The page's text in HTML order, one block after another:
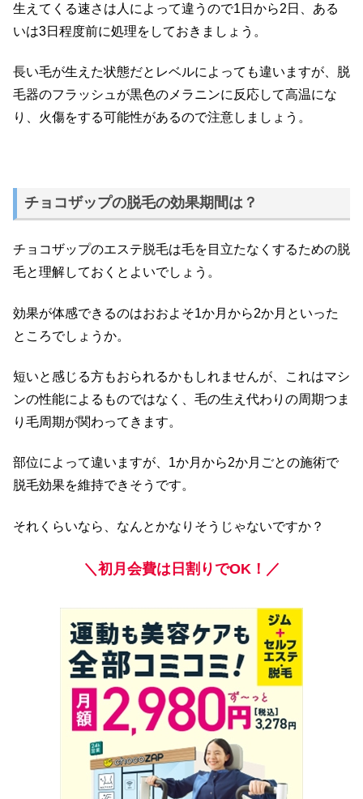
生えてくる速さは人によって違うので1日から2日、ある
いは3日程度前に処理をしておきましょう。
長い毛が生えた状態だとレベルによっても違いますが、脱
毛器のフラッシュが黒色のメラニンに反応して高温にな
り、火傷をする可能性があるので注意しましょう。
チョコザップの脱毛の効果期間は？
チョコザップのエステ脱毛は毛を目立たなくするための脱
毛と理解しておくとよいでしょう。
効果が体感できるのはおおよそ1か月から2か月といった
ところでしょうか。
短いと感じる方もおられるかもしれませんが、これはマシ
ンの性能によるものではなく、毛の生え代わりの周期つま
り毛周期が関わってきます。
部位によって違いますが、1か月から2か月ごとの施術で
脱毛効果を維持できそうです。
それくらいなら、なんとかなりそうじゃないですか？
＼初月会費は日割りでOK！／